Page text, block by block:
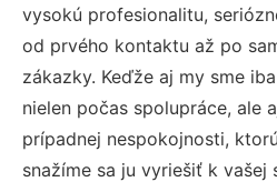
vysokú profesionalitu,
od prvého kontaktu až po
zákazky. Keďže aj my sme
nielen počas spolupráce, ale
prípadnej nespokojnosti,
snažíme sa ju vyriešiť k vašej